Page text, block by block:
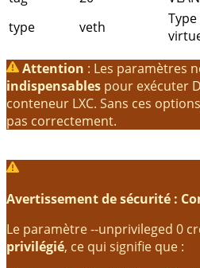
type
veth
Attention : Les paramètres
indispensables pour exécuter
conteneur LXC. Sans ces
pas correctement.
Avertissement de sécurité :
Le paramètre--unprivileged 0
privilégié, ce qui signifie que :